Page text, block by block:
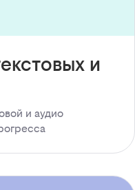
и
и аудио